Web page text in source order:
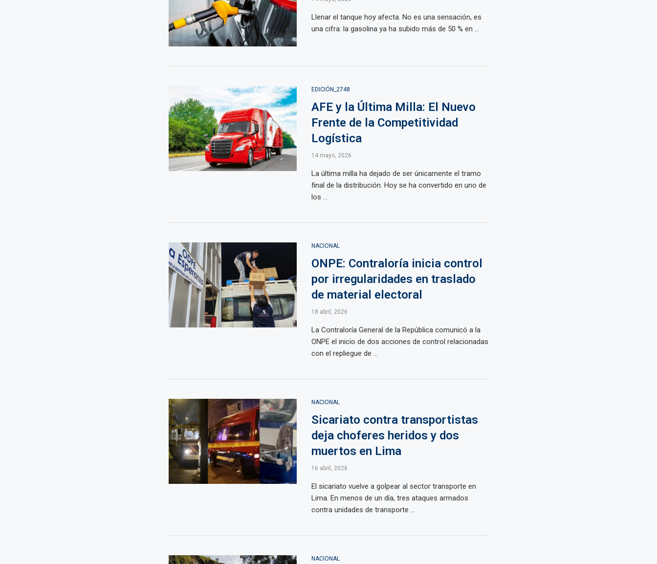
Llenar el tanque hoy afecta. No es una sensación, es
una cifra: la gasolina ya ha subido más de 50 % en ...
EDICIÓN_2748
AFE y la Última Milla: El Nuevo
Frente de la Competitividad
Logística
14 mayo, 2026
La última milla ha dejado de ser únicamente el tramo
final de la distribución. Hoy se ha convertido en uno de
los ...
NACIONAL
ONPE: Contraloría inicia control
por irregularidades en traslado
de material electoral
18 abril, 2026
La Contraloría General de la República comunicó a la
ONPE el inicio de dos acciones de control relacionadas
con el repliegue de ...
NACIONAL
Sicariato contra transportistas
deja choferes heridos y dos
muertos en Lima
16 abril, 2026
El sicariato vuelve a golpear al sector transporte en
Lima. En menos de un día, tres ataques armados
contra unidades de transporte ...
NACIONAL